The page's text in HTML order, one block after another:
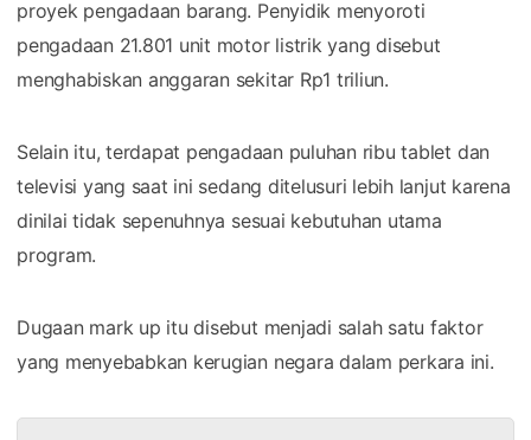
proyek pengadaan barang. Penyidik menyoroti
pengadaan 21.801 unit motor listrik yang disebut
menghabiskan anggaran sekitar Rp1 triliun.
Selain itu, terdapat pengadaan puluhan ribu tablet dan
televisi yang saat ini sedang ditelusuri lebih lanjut karena
dinilai tidak sepenuhnya sesuai kebutuhan utama
program.
Dugaan mark up itu disebut menjadi salah satu faktor
yang menyebabkan kerugian negara dalam perkara ini.